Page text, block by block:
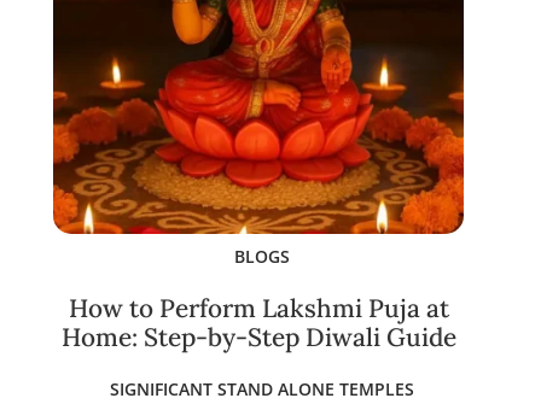
BLOGS
How to Perform Lakshmi Puja at
Home: Step-by-Step Diwali Guide
SIGNIFICANT STAND ALONE TEMPLES